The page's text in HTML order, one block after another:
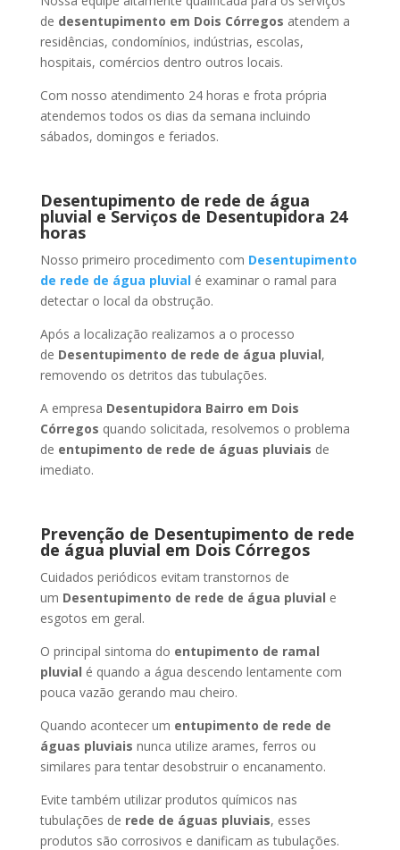
de desentupimento em Dois Córregos atendem a
residências, condomínios, indústrias, escolas,
hospitais, comércios dentro outros locais.
Com nosso atendimento 24 horas e frota própria
atendemos todos os dias da semana incluindo
sábados, domingos e feriados.
Desentupimento de rede de água
pluvial e Serviços de Desentupidora 24
horas
Nosso primeiro procedimento com Desentupimento
de rede de água pluvialé examinar o ramal para
detectar o local da obstrução.
Após a localização realizamos a o processo
de Desentupimento de rede de água pluvial,
removendo os detritos das tubulações.
A empresa Desentupidora Bairro em Dois
Córregos quando solicitada, resolvemos o problema
de entupimento de rede de águas pluviais de
imediato.
Prevenção de Desentupimento de rede
de água pluvial em Dois Córregos
Cuidados periódicos evitam transtornos de
um Desentupimento de rede de água pluvial e
esgotos em geral.
O principal sintoma do entupimento de ramal
pluvial é quando a água descendo lentamente com
pouca vazão gerando mau cheiro.
Quando acontecer um entupimento de rede de
águas pluviais nunca utilize arames, ferros ou
similares para tentar desobstruir o encanamento.
Evite também utilizar produtos químicos nas
tubulações de rede de águas pluviais, esses
produtos são corrosivos e danificam as tubulações.